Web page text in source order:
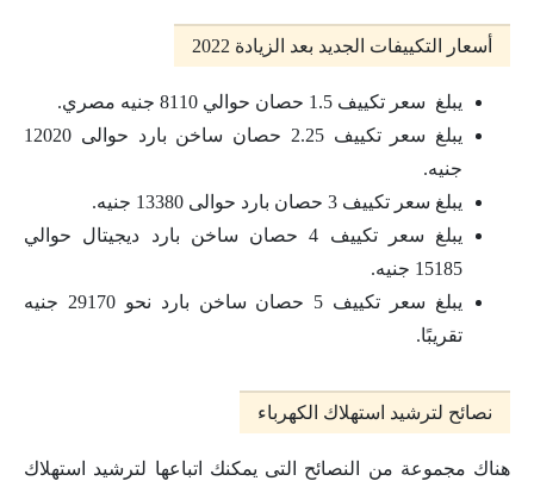
أسعار التكييفات الجديد بعد الزيادة 2022
يبلغ سعر تكييف 1.5 حصان حوالي 8110 جنيه مصري.
يبلغ سعر تكييف 2.25 حصان ساخن بارد حوالى 12020
جنيه.
يبلغ سعر تكييف 3 حصان بارد حوالى 13380 جنيه.
يبلغ سعر تكييف 4 حصان ساخن بارد ديجيتال حوالي
15185 جنيه.
يبلغ سعر تكييف 5 حصان ساخن بارد نحو 29170 جنيه
تقريبًا.
نصائح لترشيد استهلاك الكهرباء
هناك مجموعة من النصائح التى يمكنك اتباعها لترشيد استهلاك